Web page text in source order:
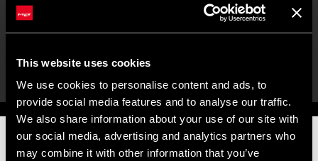
This website uses cookies
We use cookies to personalise content and ads, to
provide social media features and to analyse our traffic.
We also share information about your use of our site with
our social media, advertising and analytics partners who
may combine it with other information that you’ve
INFORMATIONS INFO-TRI ASL
CONTACT US
Customer Service
📦 SOMMERFERIENHINWEIS 📦